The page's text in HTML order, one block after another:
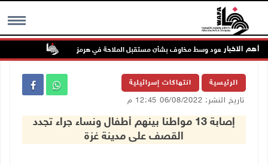
MENU أهم الاخبار
تواصل الصعود وسط مخاوف بشأن مستقبل الملاحة في هرمز
الرئيسية انتهاكات إسرائيلية
تاريخ النشر: 06/08/2022 12:45 م
إصابة 13 مواطنا بينهم أطفال ونساء جراء تجدد
القصف على مدينة غزة